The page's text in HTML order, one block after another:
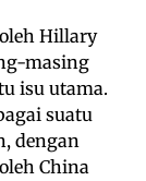
Hillary
masing
isu utama.
suatu
dengan
China